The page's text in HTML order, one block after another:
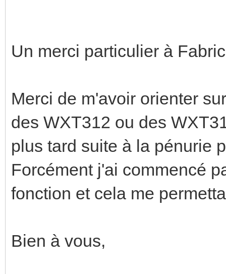
Un merci particulier à
Merci de m'avoir orienter
des WXT312 ou des
plus tard suite à la pénurie
Forcément j'ai commencé
fonction et cela me
Bien à vous,